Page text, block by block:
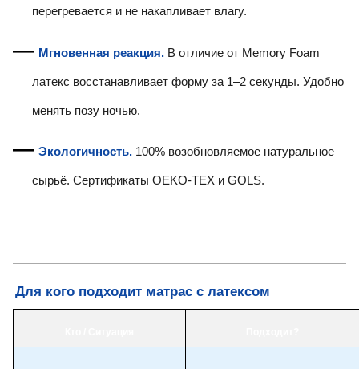
перегревается и не накапливает влагу.
Мгновенная реакция. В отличие от Memory Foam
латекс восстанавливает форму за 1–2 секунды. Удобно
менять позу ночью.
Экологичность. 100% возобновляемое натуральное
сырьё. Сертификаты OEKO-TEX и GOLS.
Для кого подходит матрас с латексом